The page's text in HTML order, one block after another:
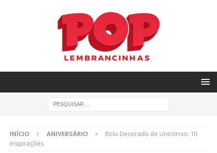
INÍCIO ANIVERSÁRIO
Bolo Decorado de Unicórnio: 10
inspirações